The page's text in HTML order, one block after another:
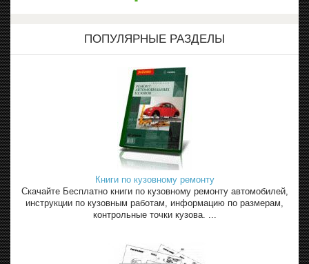
ПОПУЛЯРНЫЕ РАЗДЕЛЫ
Книги по кузовному ремонту
Скачайте Бесплатно книги по кузовному ремонту автомобилей,
инструкции по кузовным работам, информацию по размерам,
контрольные точки кузова. ...